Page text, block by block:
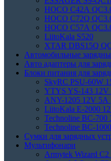
HOCO C42A
HOCO C72Q
HOCO C57A
LiitoKala S520
XTAR DBS15Q
Автомобильные
Авто адаптеры для
Блоки питания для
SkyRC PSU-60W
YTYS YS-143 12V
ANY-1205 12V 5A
LiitoKala E-2000
Technoline BC-700
Technoline BC-
Сумки для зарядных
Мультифонари
Armytek Wizard